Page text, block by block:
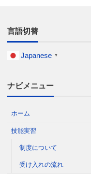
言語切替
Japanese ▼
ナビメニュー
ホーム
技能実習
制度について
受け入れの流れ